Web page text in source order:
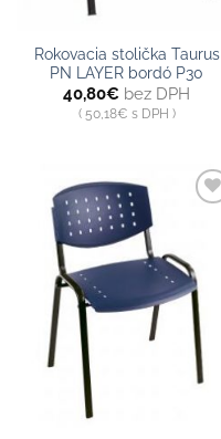
Rokovacia stolička Taurus
PN LAYER bordó P30
40,80€ bez DPH
50,18€ s DPH